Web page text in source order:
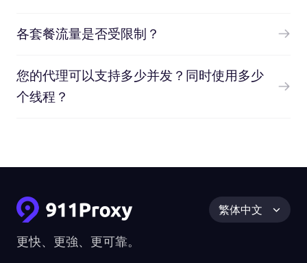
各套餐流量是否受限制？
您的代理可以支持多少并发？同时使用多少
个线程？
更快、更強、更可靠。
繁体中文